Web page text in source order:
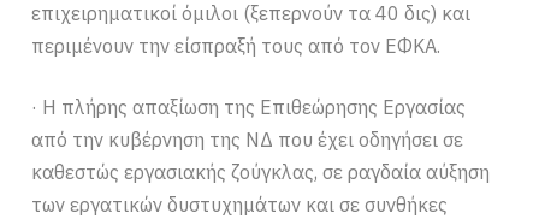
επιχειρηματικοί όμιλοι (ξεπερνούν τα 40 δις) και
περιμένουν την είσπραξή τους από τον ΕΦΚΑ.
· Η πλήρης απαξίωση της Επιθεώρησης Εργασίας
από την κυβέρνηση της ΝΔ που έχει οδηγήσει σε
καθεστώς εργασιακής ζούγκλας, σε ραγδαία αύξηση
των εργατικών δυστυχημάτων και σε συνθήκες